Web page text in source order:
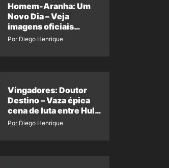
Homem-Aranha: Um
Novo Dia – Veja
imagens oficiais
descartadas do Hulk
Por Diego Henrique
Vingadores: Doutor
Destino – Vaza épica
cena de luta entre Hulk
e o Coisa
Por Diego Henrique